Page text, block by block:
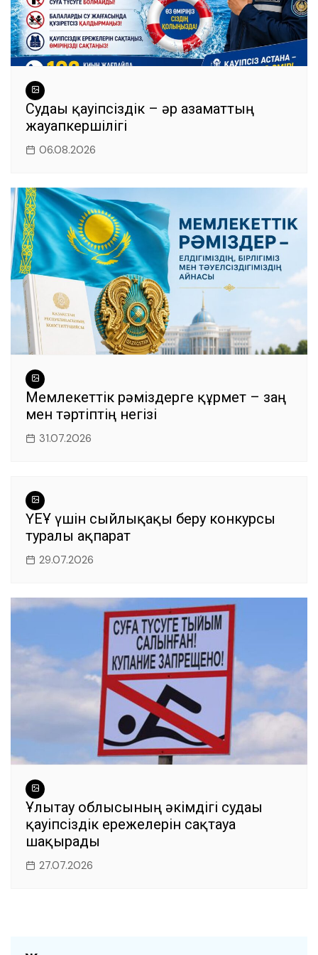
Судағы қауіпсіздік – әр азаматтың
жауапкершілігі
06.08.2026
Мемлекеттік рәміздерге құрмет – заң
мен тәртіптің негізі
31.07.2026
ҮЕҰ үшін сыйлықақы беру конкурсы
туралы ақпарат
29.07.2026
Ұлытау облысының әкімдігі судағы
қауіпсіздік ережелерін сақтауға
шақырады
27.07.2026